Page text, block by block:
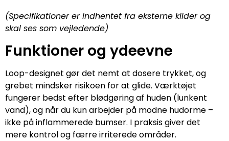
(Specifikationer er indhentet fra eksterne kilder og
skal ses som vejledende)
Funktioner og ydeevne
Loop-designet gør det nemt at dosere trykket, og
grebet mindsker risikoen for at glide. Værktøjet
fungerer bedst efter blødgøring af huden (lunkent
vand), og når du kun arbejder på modne hudorme –
ikke på inflammerede bumser. I praksis giver det
mere kontrol og færre irriterede områder.